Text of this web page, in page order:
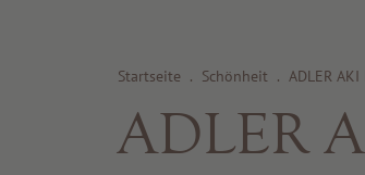
Startseite . Schönheit . ADLER
ADLER